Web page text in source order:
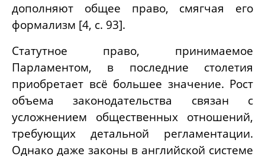
дополняют общее право, смягчая его
формализм [4, с. 93].
Статутное право, принимаемое
Парламентом, в последние столетия
приобретает всё большее значение. Рост
объема законодательства связан с
усложнением общественных отношений,
требующих детальной регламентации.
Однако даже законы в английской системе